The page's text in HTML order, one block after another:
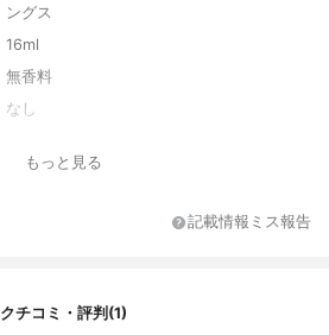
ングス
16ml
無香料
なし
テノール、1，2-ヘキサンジオール、BG、
キス、ウコン根エキス、カミメボウキ葉エ
ウエキス、メナジオン、メリアアザジラク
もっと見る
記載情報ミス報告
クチコミ・評判(1)